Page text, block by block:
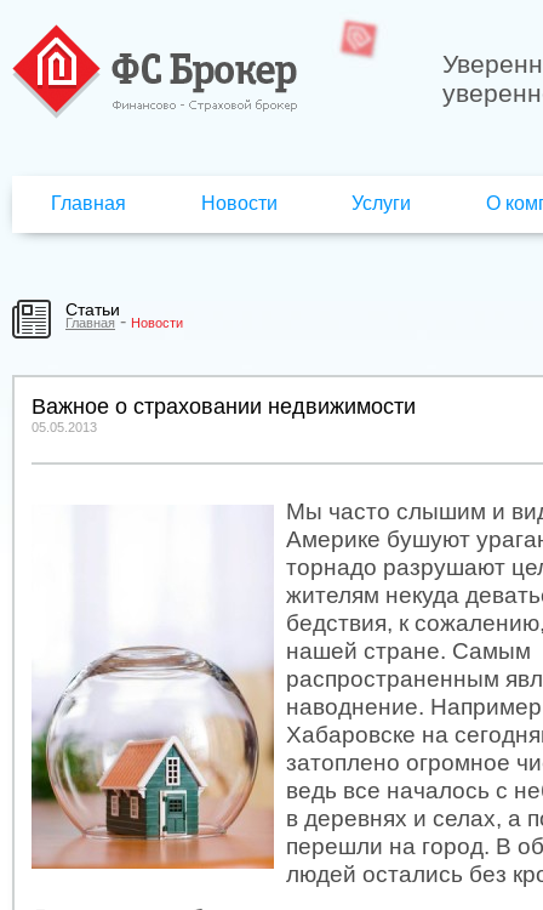
Главная Новости Услуги О
Статьи
Главная- Новости
Важное о страховании недвижимости
05.05.2013
Мы часто слышим и
Америке бушуют
торнадо разрушают
жителям некуда
бедствия, к
нашей стране. Самым
распространенным
наводнение.
Хабаровске на
затоплено огромное
ведь все началось с
в деревнях и селах, а
перешли на город. В
людей остались без